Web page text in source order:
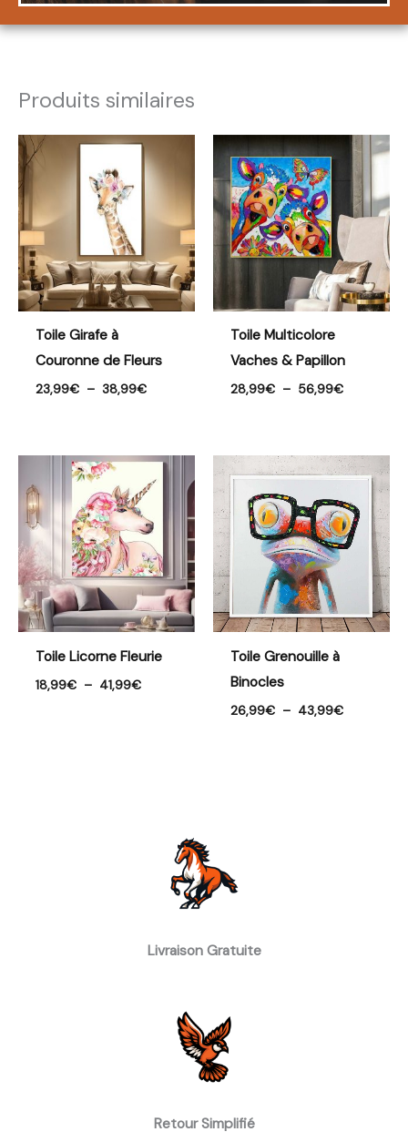
Produits similaires
Toile Girafe à
Couronne de Fleurs
23,99€ – 38,99€
de
prix :
à
38,99€
Toile Multicolore
Vaches & Papillon
28,99€ – 56,99€
Plage
prix :
28,99€
56,99€
Toile Licorne Fleurie
18,99€ – 41,99€
Plage
de
prix :
18,99€
à
41,99€
Toile Grenouille à
Binocles
26,99€ – 43,99€
Plage
de
26,99€
à
43,99€
Livraison Gratuite
Retour Simplifié